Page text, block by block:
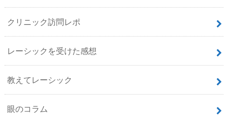
クリニック訪問レポ
レーシックを受けた感想
教えてレーシック
眼のコラム